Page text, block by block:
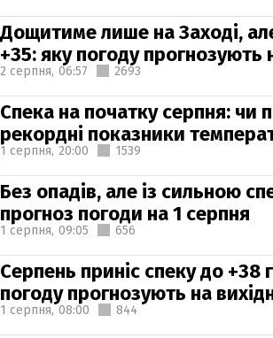
Дощитиме лише на Заході,
+35: яку погоду прогнозують
2 серпня, 06:57 2693
Спека на початку серпня: чи
рекордні показники
1 серпня, 20:00 1539
Без опадів, але із сильною
прогноз погоди на 1 серпня
1 серпня, 09:05 656
Серпень приніс спеку до +38
погоду прогнозують на
1 серпня, 08:00 844